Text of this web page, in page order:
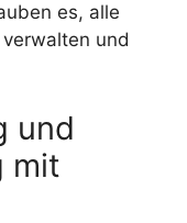
es, alle
und
und
mit